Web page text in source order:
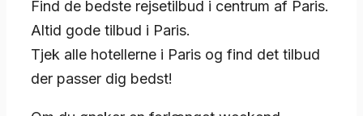
Find de bedste rejsetilbud i centrum af Paris.
Altid gode tilbud i Paris.
Tjek alle hotellerne i Paris og find det tilbud
der passer dig bedst!